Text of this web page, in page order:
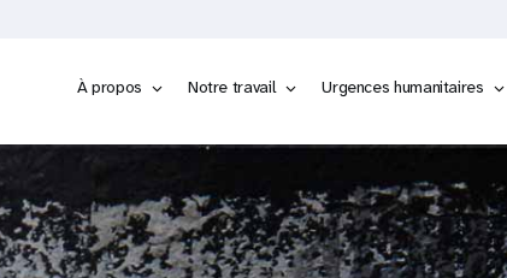
À propos Notre travail Urgences humanitaires